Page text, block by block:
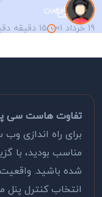
ادمین
19 خرداد 01 15 دقیقه دقیقه مطالعه
تفاوت هاست سی
برای راه اندازی
مناسب بودید، با
شده باشید.
انتخاب کنترل پنل